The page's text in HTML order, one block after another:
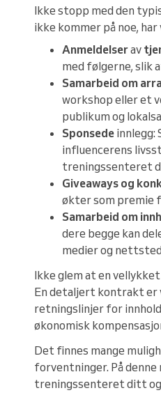
Ikke stopp med den
ikke kommer på noe,
Anmeldelserav
med følgerne, slik
Samarbeid om
workshop eller et
publikum og
Sponsede innlegg:
influencerens
treningssenteret
Giveaways og
økter som premie
Samarbeid om
dere begge kan
medier og
Ikke glem at en
En detaljert kontrakt er
retningslinjer for
økonomisk
Det finnes mange
forventninger. På
treningssenteret ditt